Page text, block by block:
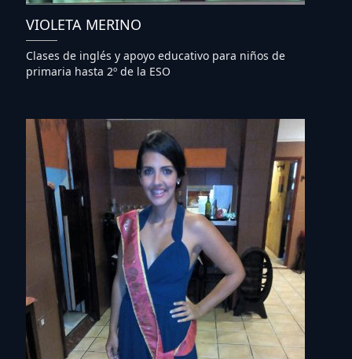
VIOLETA MERINO
Clases de inglés y apoyo educativo para niños de
primaria hasta 2º de la ESO